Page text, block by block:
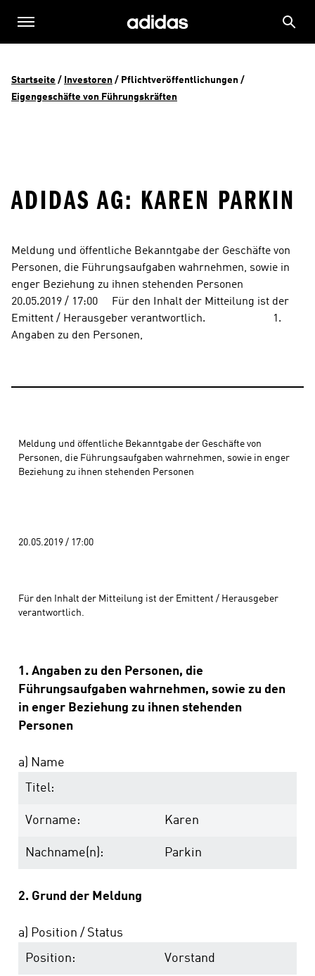
Startseite / Investoren / Pflichtveröffentlichungen
Eigengeschäfte von Führungskräften
ADIDAS AG: KAREN PARKIN
Meldung und öffentliche Bekanntgabe der Geschäfte von
Personen, die Führungsaufgaben wahrnehmen, sowie in
enger Beziehung zu ihnen stehenden Personen
20.05.2019 / 17:00     Für den Inhalt der Mitteilung ist der
Emittent / Herausgeber verantwortlich.                        1.
Angaben zu den Personen,
Meldung und öffentliche Bekanntgabe der Geschäfte von
Personen, die Führungsaufgaben wahrnehmen, sowie in enger
Beziehung zu ihnen stehenden Personen
20.05.2019 / 17:00
Für den Inhalt der Mitteilung ist der Emittent / Herausgeber
verantwortlich.
1. Angaben zu den Personen, die
Führungsaufgaben wahrnehmen, sowie zu den
in enger Beziehung zu ihnen stehenden
Personen
a) Name
Titel:
Vorname: Karen
Nachname(n): Parkin
2. Grund der Meldung
a) Position / Status
Position:
Vorstand